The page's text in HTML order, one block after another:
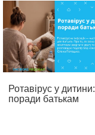
Ротавірус у дитини:
поради батькам